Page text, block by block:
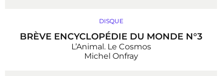
DISQUE
BRÈVE ENCYCLOPÉDIE DU MONDE N°3
L’Animal. Le Cosmos
Michel Onfray